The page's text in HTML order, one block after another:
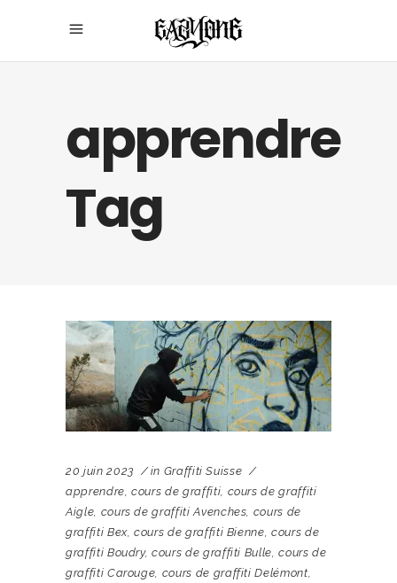
apprendre
Tag
20 juin 2023 in Graffiti Suisse
apprendre,cours de graffiti, cours de graffiti
Aigle, cours de graffiti Avenches, cours de
graffiti Bex,cours de graffiti Bienne,cours de
graffiti Boudry,cours de graffiti Bulle,cours de
graffiti Carouge, cours de graffiti Delémont,